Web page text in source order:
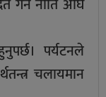
गर्ने नीति अघि
पर्यटनले
चलायमान